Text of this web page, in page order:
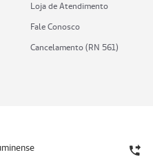
Loja de Atendimento
Fale Conosco
Cancelamento (RN 561)